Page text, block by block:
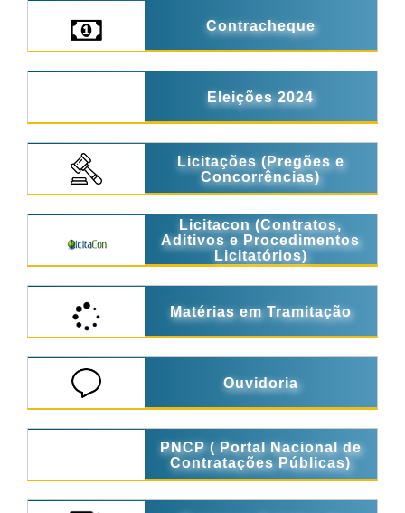
Contracheque
Eleições 2024
Licitações (Pregões e
Concorrências)
Licitacon (Contratos,
Aditivos e Procedimentos
Licitatórios)
Matérias em Tramitação
Ouvidoria
PNCP ( Portal Nacional de
Contratações Públicas)